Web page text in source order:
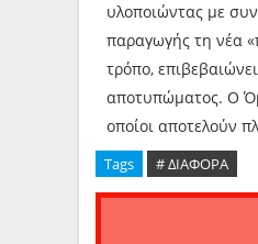
υλοποιώντας με
παραγωγής τη νέα
τρόπο,
αποτυπώματος. Ο
οποίοι αποτελούν
Tags # ΔΙΑΦΟΡΑ